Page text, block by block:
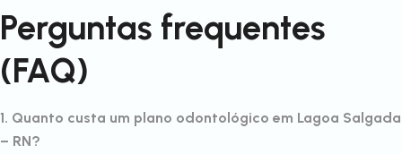
Perguntas frequentes
(FAQ)
1. Quanto custa um plano odontológico em Lagoa Salgada
– RN?